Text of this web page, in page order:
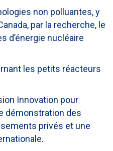
non polluantes, y
par la recherche, le
d’énergie nucléaire
les petits réacteurs
Innovation pour
démonstration des
privés et une